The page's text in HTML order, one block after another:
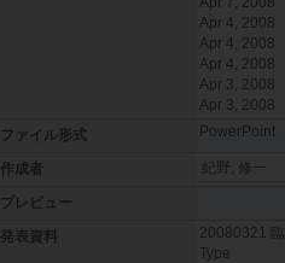
Apr 4, 2008
Apr 4, 2008
Apr 4, 2008
Apr 3, 2008
Apr 3, 2008
ファイル形式
PowerPoint
作成者 紀野, 修一
プレビュー
発表資料
20080321
Type